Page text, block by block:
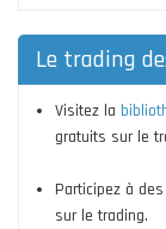
Le trading
Visitez la
gratuits sur le
Participez à
sur le trading.